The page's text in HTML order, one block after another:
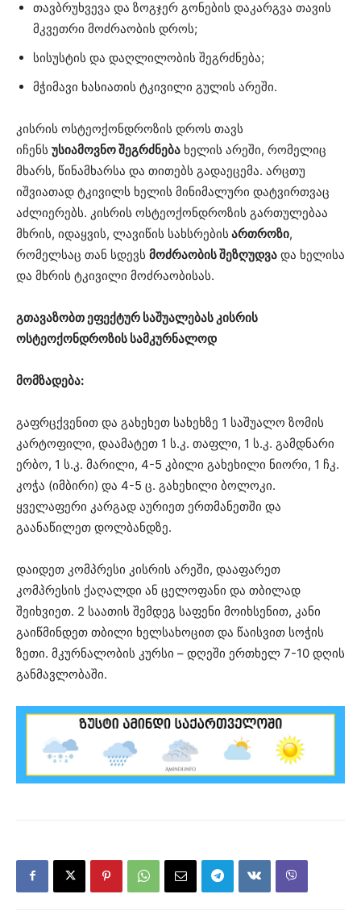
თავბრუხვევა და ზოგჯერ გონების დაკარგვა თავის
მკვეთრი მოძრაობის დროს;
სისუსტის და დაღლილობის შეგრძნება;
მჭიმავი ხასიათის ტკივილი გულის არეში.
კისრის ოსტეოქონდროზის დროს თავს
იჩენს უსიამოვნო შეგრძნება ხელის არეში, რომელიც
მხარს, წინამხარსა და თითებს გადაეცემა. არცთუ
იშვიათად ტკივილს ხელის მინიმალური დატვირთვაც
აძლიერებს. კისრის ოსტეოქონდროზის გართულებაა
მხრის, იდაყვის, ლავიწის სახსრების ართროზი,
რომელსაც თან სდევს მოძრაობის შეზღუდვა და ხელისა
და მხრის ტკივილი მოძრაობისას.
გთავაზობთ ეფექტურ საშუალებას კისრის
ოსტეოქონდროზის სამკურნალოდ
მომზადება:
გაფრცქვენით და გახეხეთ სახეხზე 1 საშუალო ზომის
კარტოფილი, დაამატეთ 1 ს.კ. თაფლი, 1 ს.კ. გამდნარი
ერბო, 1 ს.კ. მარილი, 4-5 კბილი გახეხილი ნიორი, 1 ჩკ.
კოჭა (იმბირი) და 4-5 ც. გახეხილი ბოლოკი.
ყველაფერი კარგად აურიეთ ერთმანეთში და
გაანაწილეთ დოლბანდზე.
დაიდეთ კომპრესი კისრის არეში, დააფარეთ
კომპრესის ქაღალდი ან ცელოფანი და თბილად
შეიხვიეთ. 2 საათის შემდეგ საფენი მოიხსენით, კანი
გაიწმინდეთ თბილი ხელსახოცით და წაისვით სოჭის
ზეთი. მკურნალობის კურსი – დღეში ერთხელ 7-10 დღის
განმავლობაში.